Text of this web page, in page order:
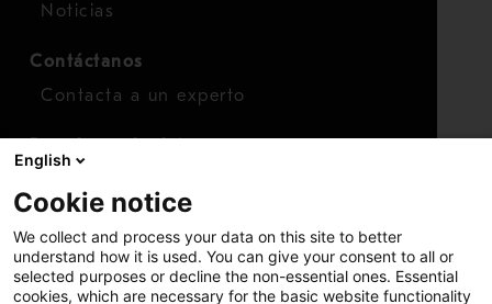
Noticias
Contáctanos
Contacta a un experto
Finanzas
Acciones
English
Cookie notice
We collect and process your data on this site to better
understand how it is used. You can give your consent to all or
selected purposes or decline the non-essential ones. Essential
cookies, which are necessary for the basic website functionality